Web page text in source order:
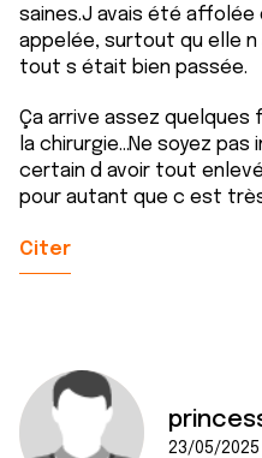
saines.J avais été affolée
appelée, surtout qu elle n
tout s était bien passée.
Ça arrive assez
la chirurgie...Ne soyez
certain d avoir tout
pour autant que c est
Citer
23/05/2025